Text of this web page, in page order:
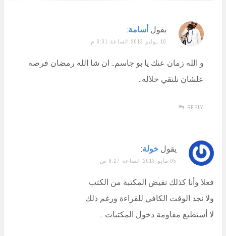
يقول أسامة:
10 يوليو 2013 الساعة 6:31 م
و الله زمان عنك يا بو جاسم.. ان شا الله رمضان فرصة
علشان نلتقي خلاله..
REPLY
يقول خولة:
05 مايو 2013 الساعة 8:27 ص
فعلا وأنا كذلك تفيض المكتبة من الكتب
ولا نجد الوقت الكافي للقراءة ورغم ذلك
لا أستطيع مقاومة دخول المكتبات ..